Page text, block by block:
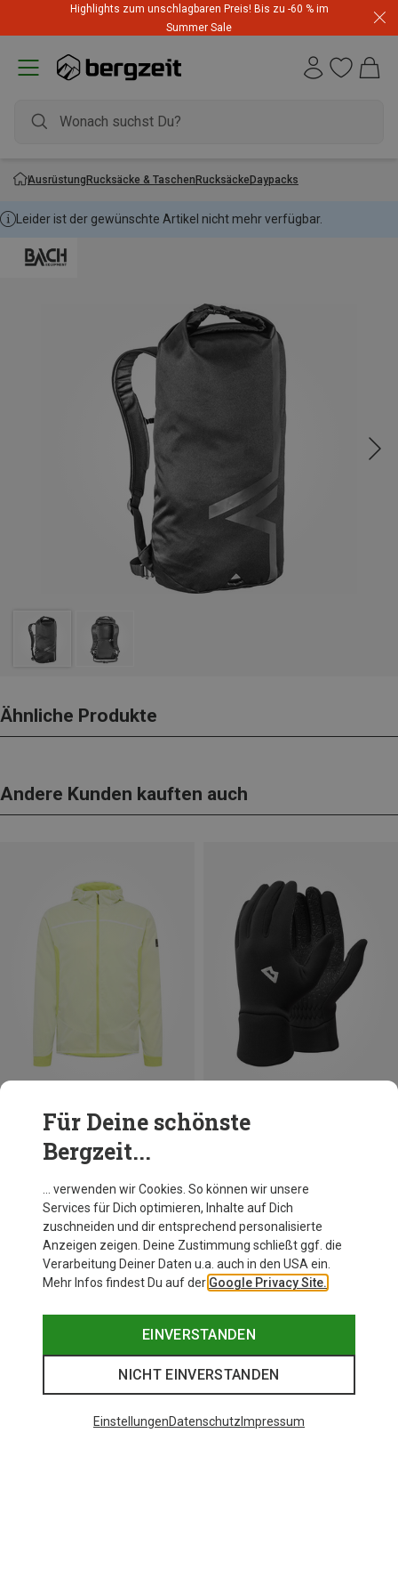
Highlights zum unschlagbaren Preis! Bis zu -60 % im
Summer Sale
AusrüstungRucksäcke & TaschenRucksäckeDaypacks
Leider ist der gewünschte Artikel nicht mehr verfügbar.
Ähnliche Produkte
Andere Kunden kauften auch
Du sparst 34%
31,46 €
XS
Für Deine schönste
Bergzeit...
… verwenden wir Cookies. So können wir unsere
Services für Dich optimieren, Inhalte auf Dich
zuschneiden und dir entsprechend personalisierte
Anzeigen zeigen. Deine Zustimmung schließt ggf. die
Verarbeitung Deiner Daten u.a. auch in den USA ein.
Mehr Infos findest Du auf der Google Privacy Site.
EINVERSTANDEN
NICHT EINVERSTANDEN
EinstellungenDatenschutz Impressum